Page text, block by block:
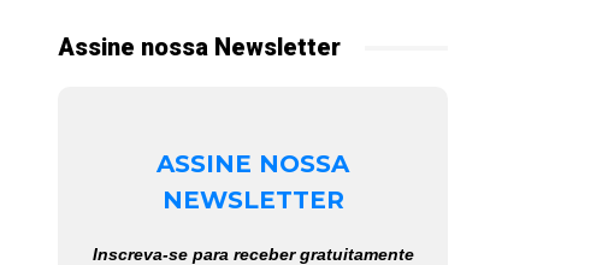
Assine nossa Newsletter
ASSINE NOSSA
NEWSLETTER
Inscreva-se para receber gratuitamente